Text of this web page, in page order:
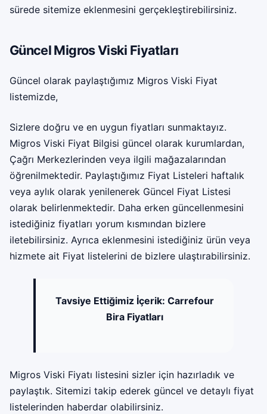
sürede sitemize eklenmesini gerçekleştirebilirsiniz.
Güncel Migros Viski Fiyatları
Güncel olarak paylaştığımız Migros Viski Fiyat
listemizde,
Sizlere doğru ve en uygun fiyatları sunmaktayız.
Migros Viski Fiyat Bilgisi güncel olarak kurumlardan,
Çağrı Merkezlerinden veya ilgili mağazalarından
öğrenilmektedir. Paylaştığımız Fiyat Listeleri haftalık
veya aylık olarak yenilenerek Güncel Fiyat Listesi
olarak belirlenmektedir. Daha erken güncellenmesini
istediğiniz fiyatları yorum kısmından bizlere
iletebilirsiniz. Ayrıca eklenmesini istediğiniz ürün veya
hizmete ait Fiyat listelerini de bizlere ulaştırabilirsiniz.
Tavsiye Ettiğimiz İçerik: Carrefour
Bira Fiyatları
Migros Viski Fiyatı listesini sizler için hazırladık ve
paylaştık. Sitemizi takip ederek güncel ve detaylı fiyat
listelerinden haberdar olabilirsiniz.